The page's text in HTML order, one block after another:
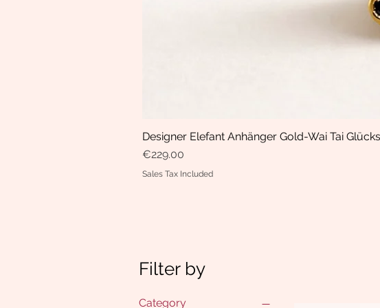
Designer Elefant Anhänger Gold-Wai Tai
Price
€229.00
Sales Tax Included
Filter by
Category